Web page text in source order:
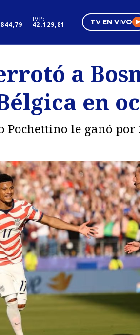
IVP:
42.129,81 TV EN VIVO
Negocios
Pura Mujer
a
en
le ganó por